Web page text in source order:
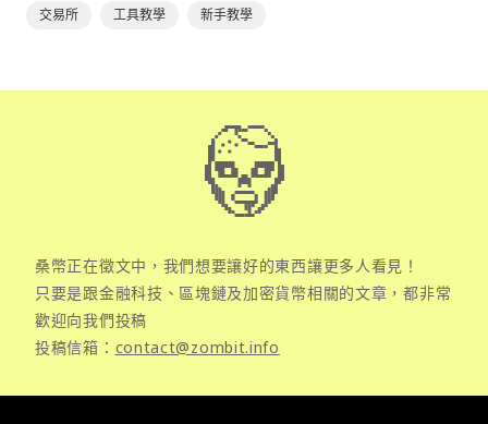
交易所 工具教學 新手教學
桑幣正在徵文中，我們想要讓好的東西讓更多人看見！
只要是跟金融科技、區塊鏈及加密貨幣相關的文章，都非常
歡迎向我們投稿
投稿信箱： contact@zombit.info